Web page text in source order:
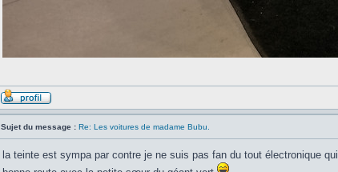
Sujet du message : Re: Les voitures de madame Bubu.
la teinte est sympa par contre je ne suis pas fan du tout électronique